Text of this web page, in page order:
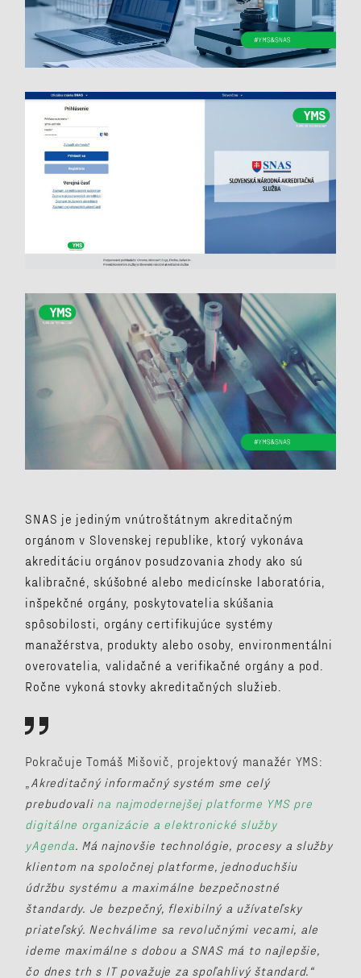
SNAS je jediným vnútroštátnym akreditačným
orgánom v Slovenskej republike, ktorý vykonáva
akreditáciu orgánov posudzovania zhody ako sú
kalibračné, skúšobné alebo medicínske laboratória,
inšpekčné orgány, poskytovatelia skúšania
spôsobilosti, orgány certifikujúce systémy
manažérstva, produkty alebo osoby, environmentálni
overovatelia, validačné a verifikačné orgány a pod.
Ročne vykoná stovky akreditačných služieb.
Pokračuje Tomáš Mišovič, projektový manažér YMS:
Akreditačný informačný systém sme celý
prebudovali na najmodernejšej platforme YMS pre
digitálne organizácie a elektronické služby
yAgenda. Má najnovšie technológie, procesy a služby
klientom na spoločnej platforme, jednoduchšiu
údržbu systému a maximálne bezpečnostné
štandardy. Je bezpečný, flexibilný a užívateľsky
priateľský. Nechválime sa revolučnými vecami, ale
ideme maximálne s dobou a SNAS má to najlepšie,
čo dnes trh s IT považuje za spoľahlivý štandard.“